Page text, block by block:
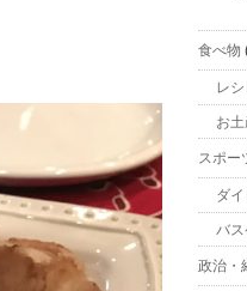
食べ物
レ
お
スポー
ダ
バス
政治・